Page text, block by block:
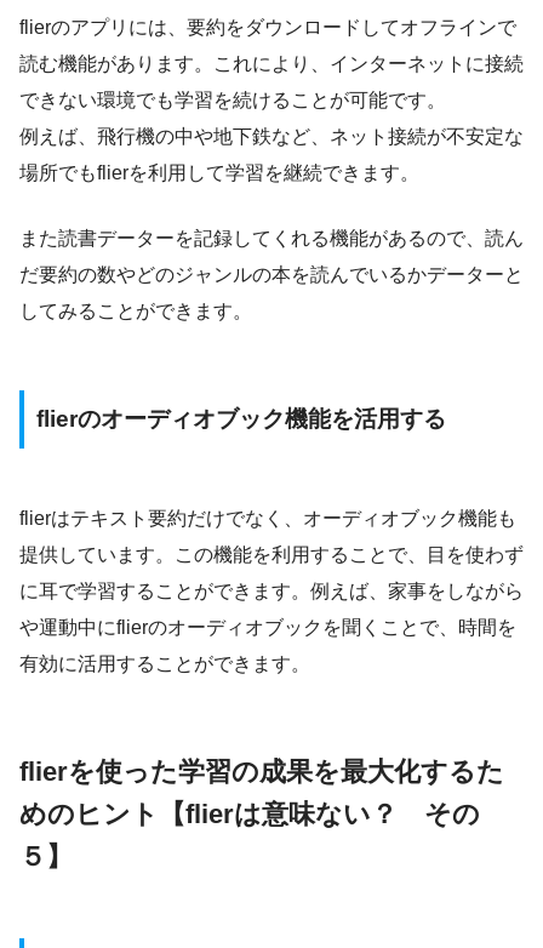
flierのアプリには、要約をダウンロードしてオフラインで
読む機能があります。これにより、インターネットに接続
できない環境でも学習を続けることが可能です。
例えば、飛行機の中や地下鉄など、ネット接続が不安定な
場所でもflierを利用して学習を継続できます。
また読書データーを記録してくれる機能があるので、読ん
だ要約の数やどのジャンルの本を読んでいるかデーターと
してみることができます。
flierのオーディオブック機能を活用する
flierはテキスト要約だけでなく、オーディオブック機能も
提供しています。この機能を利用することで、目を使わず
に耳で学習することができます。例えば、家事をしながら
や運動中にflierのオーディオブックを聞くことで、時間を
有効に活用することができます。
flierを使った学習の成果を最大化するた
めのヒント
【flierは意味ない？ その
５】